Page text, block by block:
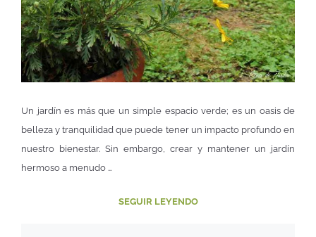
Un jardín es más que un simple espacio verde; es un oasis de
belleza y tranquilidad que puede tener un impacto profundo en
nuestro bienestar. Sin embargo, crear y mantener un jardín
hermoso a menudo …
SEGUIR LEYENDO